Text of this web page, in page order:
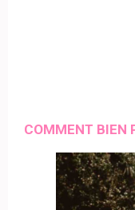
COMMENT BIEN